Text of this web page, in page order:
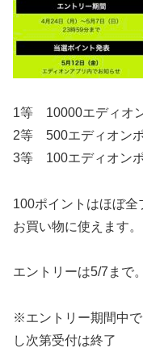
1等 10000エディオ
2等 500エディオン
3等 100エディオン
100ポイントはほぼ全
お買い物に使えます。
エントリーは5/7まで。
※エントリー期間中
し次第受付は終了